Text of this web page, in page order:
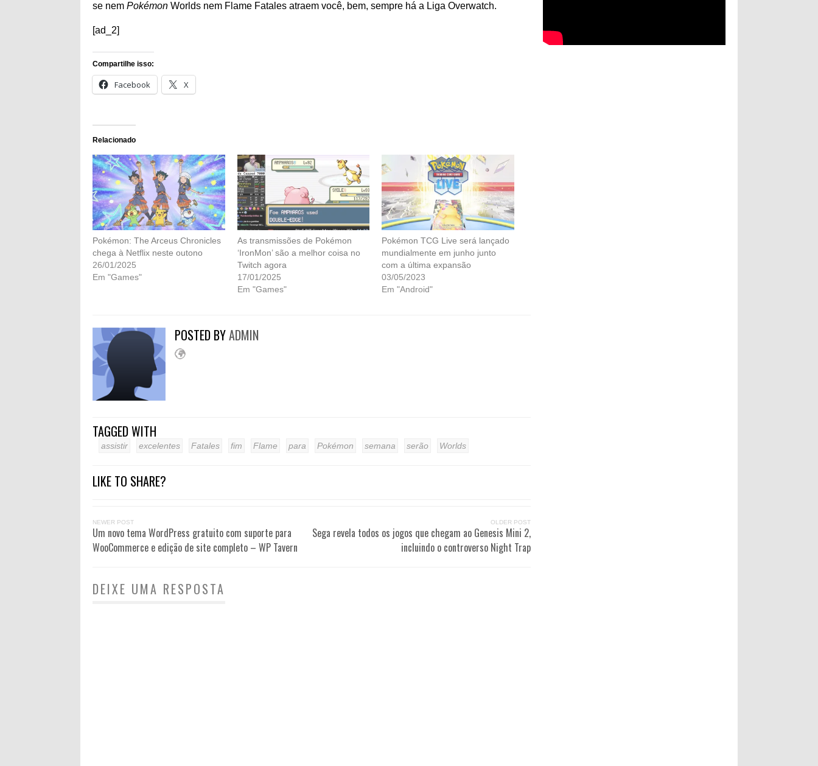
se nem Pokémon Worlds nem Flame Fatales atraem você, bem, sempre há a Liga Overwatch.
[ad_2]
Compartilhe isso:
Facebook X
Relacionado
Pokémon: The Arceus Chronicles
chega à Netflix neste outono
26/01/2025
Em "Games"
As transmissões de Pokémon
‘IronMon’ são a melhor coisa no
Twitch agora
17/01/2025
Em "Games"
Pokémon TCG Live será lançado
mundialmente em junho junto
com a última expansão
03/05/2023
Em "Android"
POSTED BYADMIN
TAGGED WITH
assistir excelentes Fatales fim Flame para Pokémon semana serão Worlds
LIKE TO SHARE?
NEWER POST
Um novo tema WordPress gratuito com suporte para
WooCommerce e edição de site completo – WP Tavern
OLDER POST
Sega revela todos os jogos que chegam ao Genesis Mini 2,
incluindo o controverso Night Trap
DEIXE UMA RESPOSTA